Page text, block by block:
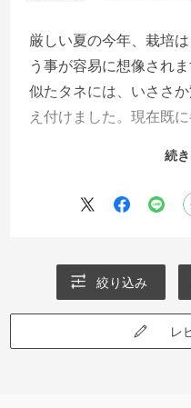
厳しい夏の今年、栽培
う事が容易に想像され
似たタネには、いささ
え付けました。現在既
てのパンフレットは大
成長が楽しみですが、
定です。この数年ワセ
続
絞り込み
レ